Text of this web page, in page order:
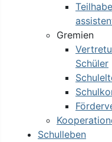
Gremien
Schüler
Schulleben